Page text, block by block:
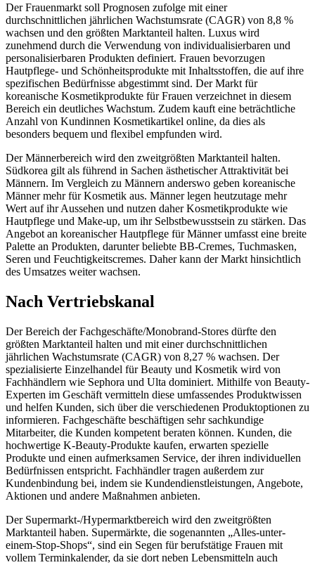
Der Frauenmarkt soll Prognosen zufolge mit einer
durchschnittlichen jährlichen Wachstumsrate (CAGR) von 8,8 %
wachsen und den größten Marktanteil halten. Luxus wird
zunehmend durch die Verwendung von individualisierbaren und
personalisierbaren Produkten definiert. Frauen bevorzugen
Hautpflege- und Schönheitsprodukte mit Inhaltsstoffen, die auf ihre
spezifischen Bedürfnisse abgestimmt sind. Der Markt für
koreanische Kosmetikprodukte für Frauen verzeichnet in diesem
Bereich ein deutliches Wachstum. Zudem kauft eine beträchtliche
Anzahl von Kundinnen Kosmetikartikel online, da dies als
besonders bequem und flexibel empfunden wird.
Der Männerbereich wird den zweitgrößten Marktanteil halten.
Südkorea gilt als führend in Sachen ästhetischer Attraktivität bei
Männern. Im Vergleich zu Männern anderswo geben koreanische
Männer mehr für Kosmetik aus. Männer legen heutzutage mehr
Wert auf ihr Aussehen und nutzen daher Kosmetikprodukte wie
Hautpflege und Make-up, um ihr Selbstbewusstsein zu stärken. Das
Angebot an koreanischer Hautpflege für Männer umfasst eine breite
Palette an Produkten, darunter beliebte BB-Cremes, Tuchmasken,
Seren und Feuchtigkeitscremes. Daher kann der Markt hinsichtlich
des Umsatzes weiter wachsen.
Nach Vertriebskanal
Der Bereich der Fachgeschäfte/Monobrand-Stores dürfte den
größten Marktanteil halten und mit einer durchschnittlichen
jährlichen Wachstumsrate (CAGR) von 8,27 % wachsen. Der
spezialisierte Einzelhandel für Beauty und Kosmetik wird von
Fachhändlern wie Sephora und Ulta dominiert. Mithilfe von Beauty-
Experten im Geschäft vermitteln diese umfassendes Produktwissen
und helfen Kunden, sich über die verschiedenen Produktoptionen zu
informieren. Fachgeschäfte beschäftigen sehr sachkundige
Mitarbeiter, die Kunden kompetent beraten können. Kunden, die
hochwertige K-Beauty-Produkte kaufen, erwarten spezielle
Produkte und einen aufmerksamen Service, der ihren individuellen
Bedürfnissen entspricht. Fachhändler tragen außerdem zur
Kundenbindung bei, indem sie Kundendienstleistungen, Angebote,
Aktionen und andere Maßnahmen anbieten.
Der Supermarkt-/Hypermarktbereich wird den zweitgrößten
Marktanteil haben. Supermärkte, die sogenannten „Alles-unter-
einem-Stop-Shops“, sind ein Segen für berufstätige Frauen mit
vollem Terminkalender, da sie dort neben Lebensmitteln auch